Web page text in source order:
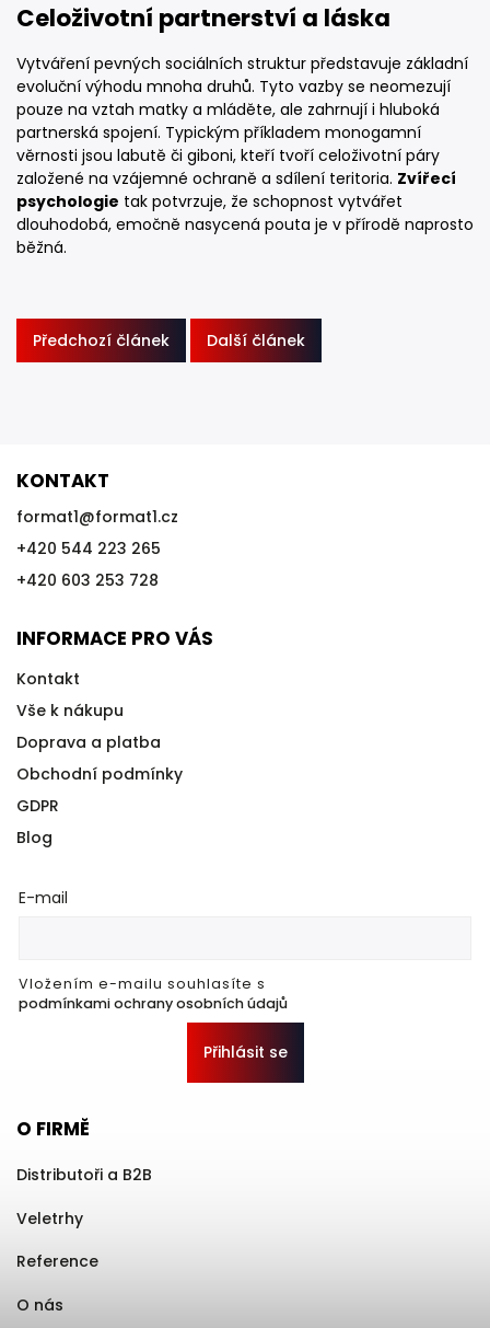
Celoživotní partnerství a láska
Vytváření pevných sociálních struktur představuje základní
evoluční výhodu mnoha druhů. Tyto vazby se neomezují
pouze na vztah matky a mláděte, ale zahrnují i hluboká
partnerská spojení. Typickým příkladem monogamní
věrnosti jsou labutě či giboni, kteří tvoří celoživotní páry
založené na vzájemné ochraně a sdílení teritoria. Zvířecí
psychologie tak potvrzuje, že schopnost vytvářet
dlouhodobá, emočně nasycená pouta je v přírodě naprosto
běžná.
Předchozí článek Další článek
KONTAKT
format1@format1.cz
+420 544 223 265
+420 603 253 728
INFORMACE PRO VÁS
Kontakt
Vše k nákupu
Doprava a platba
Obchodní podmínky
GDPR
Blog
E-mail
Vložením e-mailu souhlasíte s
podmínkami ochrany osobních údajů
Přihlásit se
O FIRMĚ
Distributoři a B2B
Veletrhy
Reference
O nás